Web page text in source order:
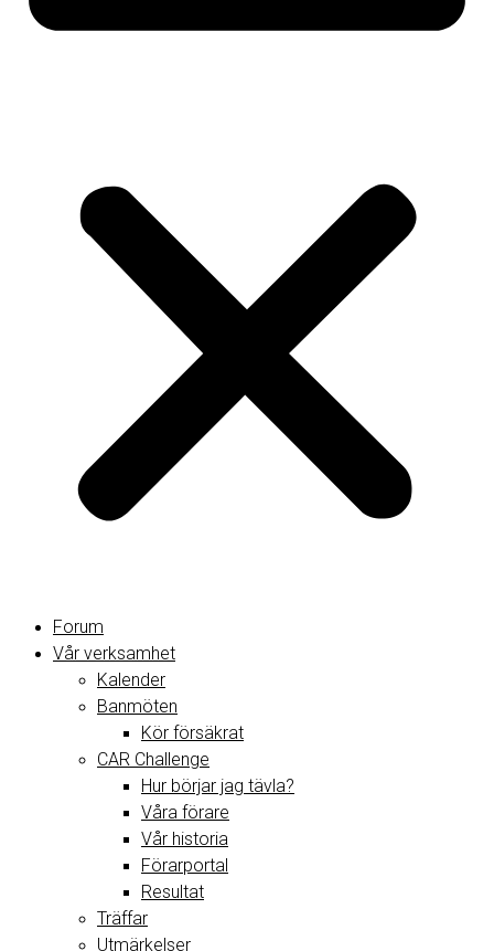
Forum
Vår verksamhet
Kalender
Banmöten
Kör försäkrat
CAR Challenge
Hur börjar jag tävla?
Våra förare
Vår historia
Förarportal
Resultat
Träffar
Utmärkelser